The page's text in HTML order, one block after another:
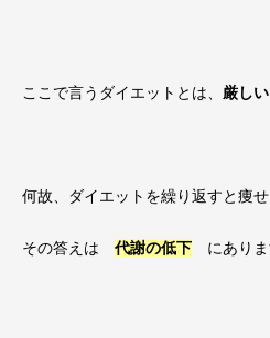
ここで言うダイエットとは、 厳し
何故、ダイエットを繰り返すと痩
その答えは 代謝の低下 にありま